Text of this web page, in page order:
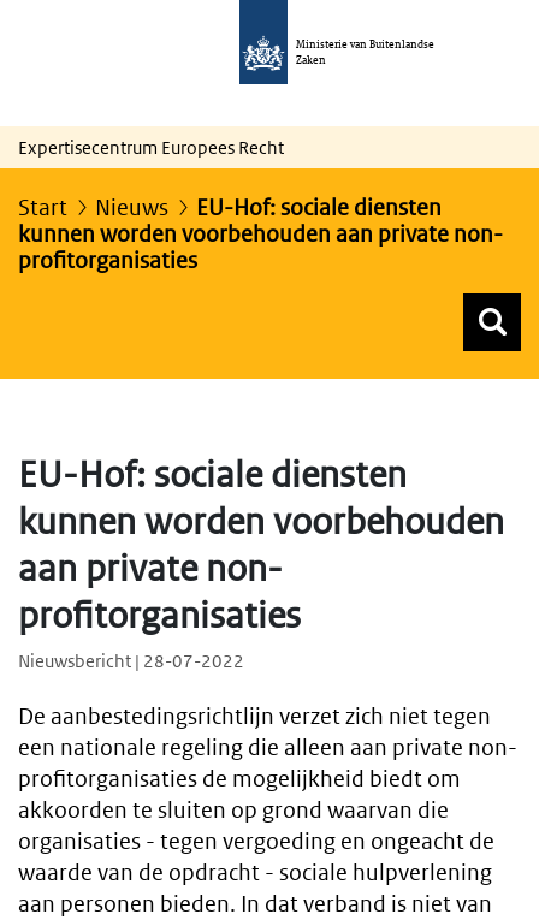
Ministerie van Buitenlandse
Zaken
Expertisecentrum Europees Recht
Start Nieuws
EU-Hof: sociale diensten
kunnen worden voorbehouden aan private non-
profitorganisaties
EU-Hof: sociale diensten
kunnen worden voorbehouden
aan private non-
profitorganisaties
Nieuwsbericht | 28-07-2022
De aanbestedingsrichtlijn verzet zich niet tegen
een nationale regeling die alleen aan private non-
profitorganisaties de mogelijkheid biedt om
akkoorden te sluiten op grond waarvan die
organisaties - tegen vergoeding en ongeacht de
waarde van de opdracht - sociale hulpverlening
aan personen bieden. In dat verband is niet van